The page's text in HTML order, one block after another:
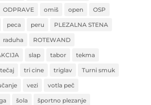
ODPRAVE omiš open OSP
peca peru PLEZALNA STENA
raduha ROTEWAND
slap tabor tekma
tečaj tri cine triglav Turni smuk
vezi votla peč
šola športno plezanje